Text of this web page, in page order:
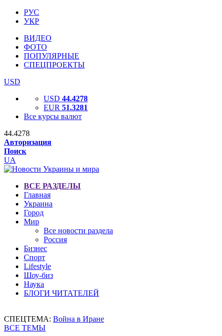
РУС
УКР
ВИДЕО
ФОТО
ПОПУЛЯРНЫЕ
СПЕЦПРОЕКТЫ
USD
USD 44.4278
EUR 51.3281
Все курсы валют
44.4278
Авторизация
Поиск
UA
ВСЕ РАЗДЕЛЫ
Главная
Украина
Город
Мир
Все новости раздела
Россия
Бизнес
Спорт
Lifestyle
Шоу-биз
Наука
БЛОГИ ЧИТАТЕЛЕЙ
СПЕЦТЕМА: Война в Иране
ВСЕ ТЕМЫ